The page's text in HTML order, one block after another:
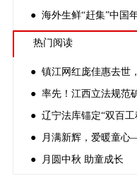
● 海外生鲜“赶集”中国
热门阅读
● 率先！江西立法规范
● 辽宁法库锚定“双百工
● 月圆中秋 助童成长